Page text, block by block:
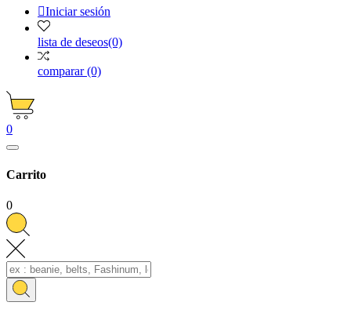
Iniciar sesión
lista de deseos(0)
comparar(0)
0
Carrito
0